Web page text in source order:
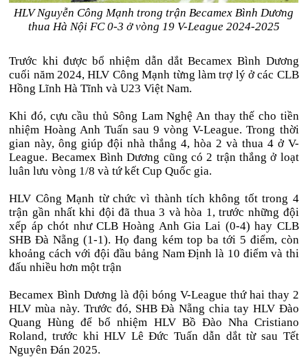
HLV Nguyễn Công Mạnh trong trận Becamex Bình Dương
thua Hà Nội FC 0-3 ở vòng 19 V-League 2024-2025
Trước khi được bổ nhiệm dẫn dắt Becamex Bình Dương
cuối năm 2024, HLV Công Mạnh từng làm trợ lý ở các CLB
Hồng Lĩnh Hà Tĩnh và U23 Việt Nam.
Khi đó, cựu cầu thủ Sông Lam Nghệ An thay thế cho tiền
nhiệm Hoàng Anh Tuấn sau 9 vòng V-League. Trong thời
gian này, ông giúp đội nhà thắng 4, hòa 2 và thua 4 ở V-
League. Becamex Bình Dương cũng có 2 trận thắng ở loạt
luân lưu vòng 1/8 và tứ kết Cup Quốc gia.
HLV Công Mạnh từ chức vì thành tích không tốt trong 4
trận gần nhất khi đội đã thua 3 và hòa 1, trước những đội
xếp áp chót như CLB Hoàng Anh Gia Lai (0-4) hay CLB
SHB Đà Nẵng (1-1). Họ đang kém top ba tới 5 điểm, còn
khoảng cách với đội đầu bảng Nam Định là 10 điểm và thi
đấu nhiều hơn một trận
Becamex Bình Dương là đội bóng V-League thứ hai thay 2
HLV mùa này. Trước đó, SHB Đà Nẵng chia tay HLV Đào
Quang Hùng để bổ nhiệm HLV Bồ Đào Nha Cristiano
Roland, trước khi HLV Lê Đức Tuấn dẫn dắt từ sau Tết
Nguyên Đán 2025.